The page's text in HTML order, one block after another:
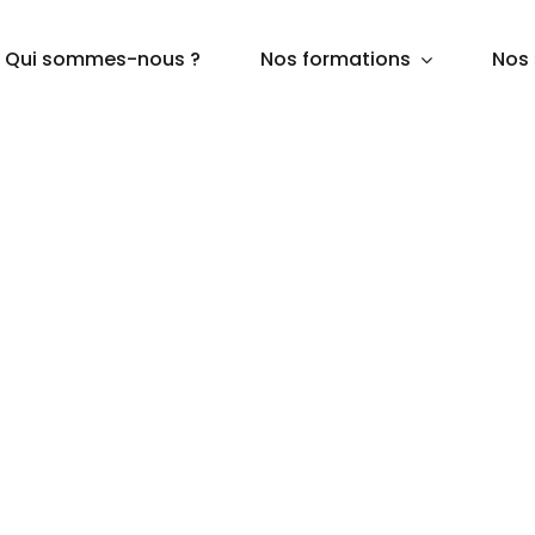
Qui sommes-nous ? Nos formations